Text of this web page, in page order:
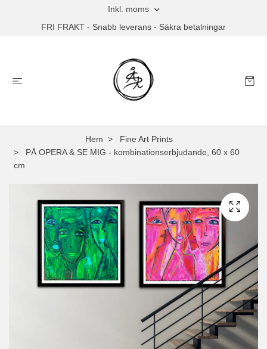
Inkl. moms
FRI FRAKT - Snabb leverans - Säkra betalningar
Hem
Fine Art Prints
PÅ OPERA & SE MIG - kombinationserbjudande, 60 x 60
cm